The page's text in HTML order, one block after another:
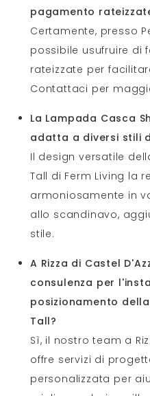
pagamento
Certamente, presso
possibile usufruire di
rateizzate per
Contattaci per
La Lampada Casca
adatta a diversi stili
Il design versatile
Tall di Ferm Living la
armoniosamente in
allo scandinavo,
stile.
A Rizza di Castel
consulenza per
posizionamento
Tall?
Sì, il nostro team a
offre servizi di
personalizzata per